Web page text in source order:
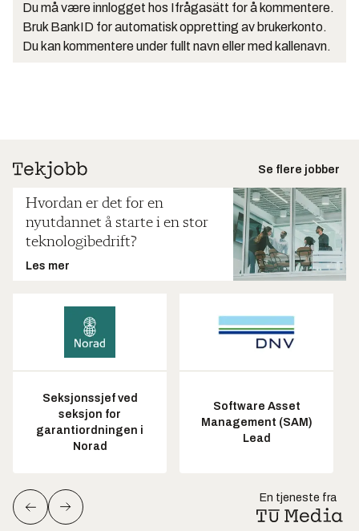
Du må være innlogget hos Ifrågasätt for å kommentere.
Bruk BankID for automatisk oppretting av brukerkonto.
Du kan kommentere under fullt navn eller med kallenavn.
Se flere jobber
Hvordan er det for en
nyutdannet å starte i en stor
teknologibedrift?
Les mer
Seksjonssjef ved
seksjon for
garantiordningen i
Norad
Software Asset
Management (SAM)
Lead
En tjeneste fra